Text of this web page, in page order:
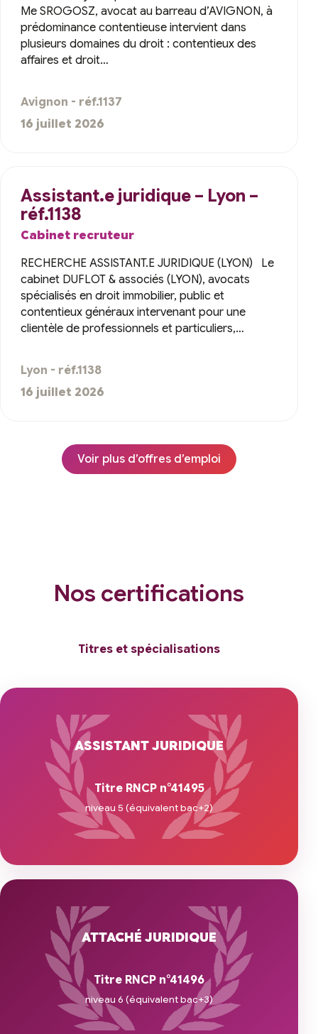
Me SROGOSZ, avocat au barreau d’AVIGNON, à
prédominance contentieuse intervient dans
plusieurs domaines du droit : contentieux des
affaires et droit…
Avignon - réf.1137
16 juillet 2026
Assistant.e juridique – Lyon –
réf.1138
Cabinet recruteur
RECHERCHE ASSISTANT.E JURIDIQUE (LYON) Le
cabinet DUFLOT & associés (LYON), avocats
spécialisés en droit immobilier, public et
contentieux généraux intervenant pour une
clientèle de professionnels et particuliers,…
Lyon - réf.1138
16 juillet 2026
Voir plus d’offres d’emploi
Nos certifications
Titres et spécialisations
ASSISTANT JURIDIQUE
Titre RNCP n°41495
niveau 5 (équivalent bac+2)
ATTACHÉ JURIDIQUE
Titre RNCP n°41496
niveau 6 (équivalent bac+3)